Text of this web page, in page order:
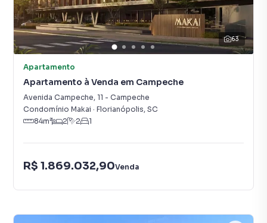
63
Apartamento
Apartamento à Venda em Campeche
Avenida Campeche, 11 - Campeche
Condomínio Makai · Florianópolis, SC
84m² 2 2 1
R$ 1.869.032,90Venda